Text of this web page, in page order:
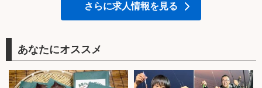
さらに求人情報を見る
あなたにオススメ